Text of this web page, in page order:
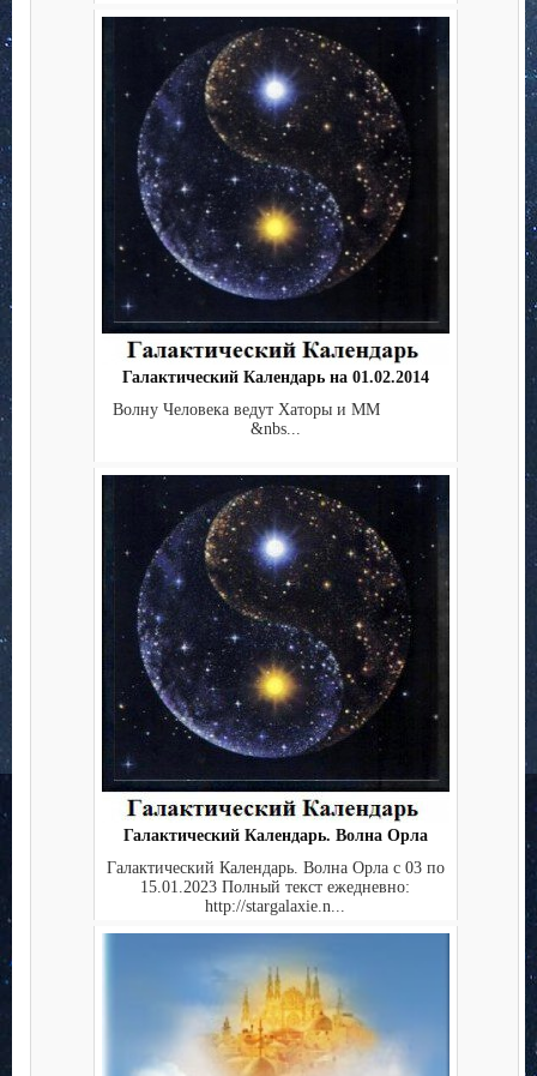
Галактический Календарь на 01.02.2014
Волну Человека ведут Хаторы и ММ
&nbs...
Галактический Календарь. Волна Орла
Галактический Календарь. Волна Орла с 03 по
15.01.2023 Полный текст ежедневно:
http://stargalaxie.n...